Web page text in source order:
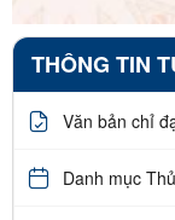
THÔNG TIN
Văn bản chỉ
Danh mục